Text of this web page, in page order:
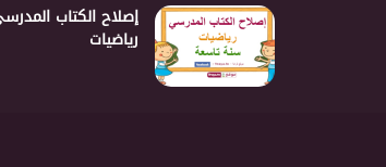
إصلاح الكتاب
رياضيات